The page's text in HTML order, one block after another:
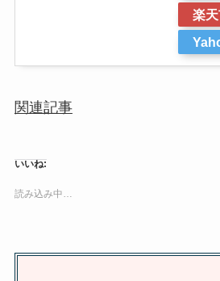
楽
関連記事
いいね:
読み込み中…